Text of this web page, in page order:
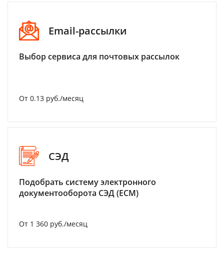
Email-рассылки
Выбор сервиса для почтовых рассылок
От 0.13 руб./месяц
СЭД
Подобрать систему электронного
документооборота СЭД (ECM)
От 1 360 руб./месяц